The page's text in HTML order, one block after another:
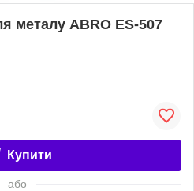
металу ABRO ES-507
Купити
або